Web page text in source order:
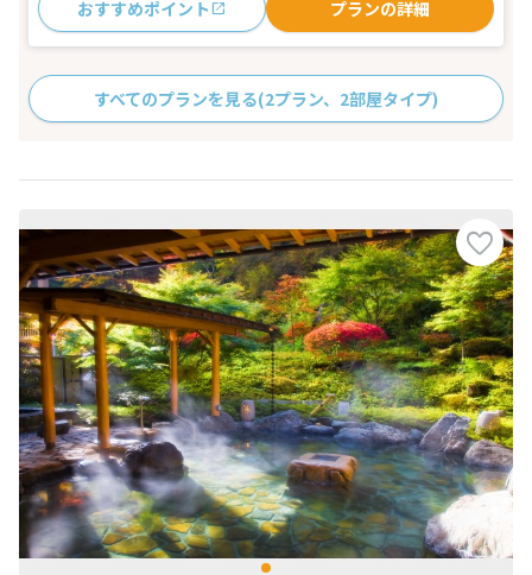
おすすめポイント プランの詳細
すべてのプランを見る(2プラン、2部屋タイプ)